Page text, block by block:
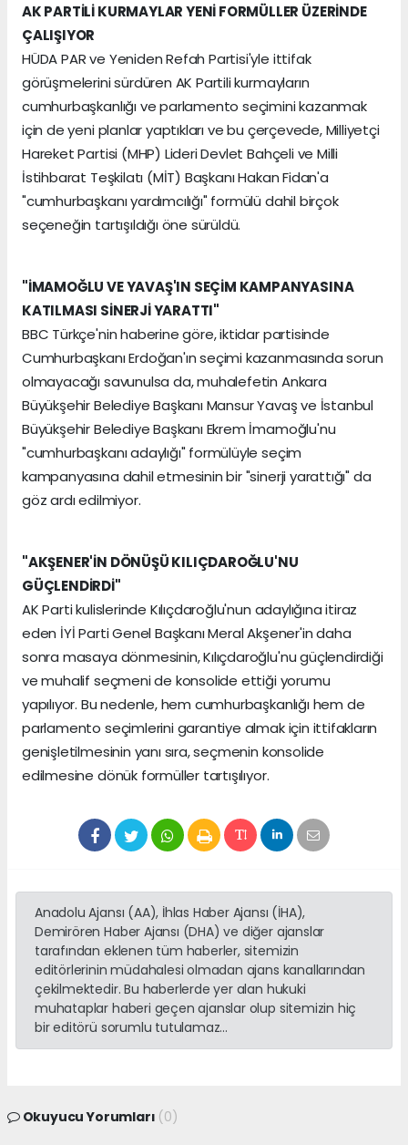
AK PARTİLİ KURMAYLAR YENİ FORMÜLLER ÜZERİNDE
ÇALIŞIYOR
HÜDA PAR ve Yeniden Refah Partisi'yle ittifak
görüşmelerini sürdüren AK Partili kurmayların
cumhurbaşkanlığı ve parlamento seçimini kazanmak
için de yeni planlar yaptıkları ve bu çerçevede, Milliyetçi
Hareket Partisi (MHP) Lideri Devlet Bahçeli ve Milli
İstihbarat Teşkilatı (MİT) Başkanı Hakan Fidan'a
"cumhurbaşkanı yardımcılığı" formülü dahil birçok
seçeneğin tartışıldığı öne sürüldü.
"İMAMOĞLU VE YAVAŞ'IN SEÇİM KAMPANYASINA
KATILMASI SİNERJİ YARATTI"
BBC Türkçe'nin haberine göre, iktidar partisinde
Cumhurbaşkanı Erdoğan'ın seçimi kazanmasında sorun
olmayacağı savunulsa da, muhalefetin Ankara
Büyükşehir Belediye Başkanı Mansur Yavaş ve İstanbul
Büyükşehir Belediye Başkanı Ekrem İmamoğlu'nu
"cumhurbaşkanı adaylığı" formülüyle seçim
kampanyasına dahil etmesinin bir "sinerji yarattığı" da
göz ardı edilmiyor.
"AKŞENER'İN DÖNÜŞÜ KILIÇDAROĞLU'NU
GÜÇLENDİRDİ"
AK Parti kulislerinde Kılıçdaroğlu'nun adaylığına itiraz
eden İYİ Parti Genel Başkanı Meral Akşener'in daha
sonra masaya dönmesinin, Kılıçdaroğlu'nu güçlendirdiği
ve muhalif seçmeni de konsolide ettiği yorumu
yapılıyor. Bu nedenle, hem cumhurbaşkanlığı hem de
parlamento seçimlerini garantiye almak için ittifakların
genişletilmesinin yanı sıra, seçmenin konsolide
edilmesine dönük formüller tartışılıyor.
Anadolu Ajansı (AA), İhlas Haber Ajansı (İHA),
Demirören Haber Ajansı (DHA) ve diğer ajanslar
tarafından eklenen tüm haberler, sitemizin
editörlerinin müdahalesi olmadan ajans kanallarından
çekilmektedir. Bu haberlerde yer alan hukuki
muhataplar haberi geçen ajanslar olup sitemizin hiç
bir editörü sorumlu tutulamaz...
Okuyucu Yorumları (0)